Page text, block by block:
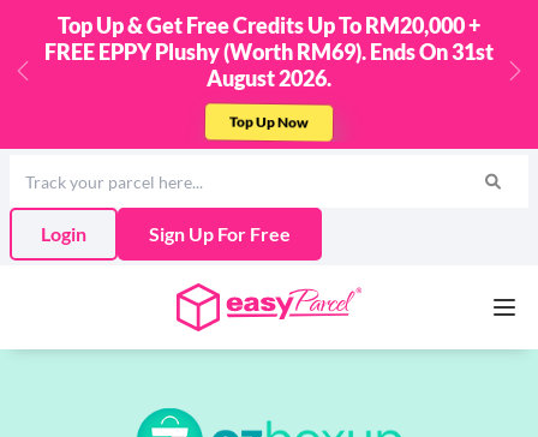
& Get Free Credits Up To RM20,000 +
Plushy (Worth RM69). Ends On 31st
August 2026.
Previous
Login Sign Up For Free